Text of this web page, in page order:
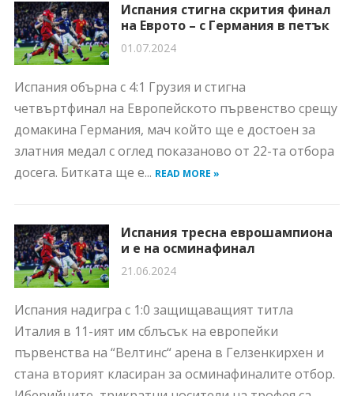
Испания стигна скрития финал
на Еврото – с Германия в петък
01.07.2024
Испания обърна с 4:1 Грузия и стигна
четвъртфинал на Европейското първенство срещу
домакина Германия, мач който ще е достоен за
златния медал с оглед показаново от 22-та отбора
досега. Битката ще е... READ MORE »
Испания тресна еврошампиона
и е на осминафинал
21.06.2024
Испания надигра с 1:0 защищаващият титла
Италия в 11-ият им сблъсък на европейки
първенства на “Велтинс“ арена в Гелзенкирхен и
стана вторият класиран за осминафиналите отбор.